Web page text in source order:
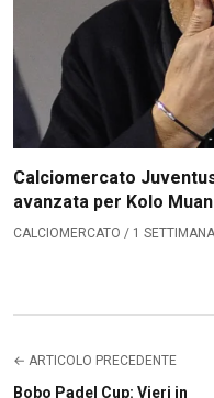
Calciomercato
avanzata per Kolo
CALCIOMERCATO / 1
← ARTICOLO PRECEDENTE
Bobo Padel Cup: Vieri in